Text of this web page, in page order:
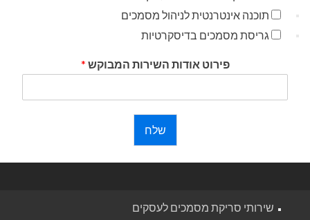
תוכנה אינטרנטית לניהול מסמכים
גריסת מסמכים בדיסקרטיות
פירוט אודות השירות המבוקש *
שלח
שירותי סריקת מסמכים לעסקים